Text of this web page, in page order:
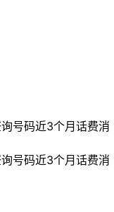
号码近3个月话费消
号码近3个月话费消